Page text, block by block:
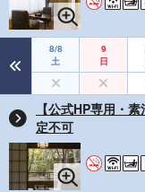
8/8
土
9
日
【公式HP専用・
定不可